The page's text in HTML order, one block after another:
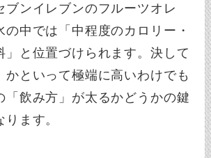
ブンイレブンのフルーツオレ
の中では「中程度のカロリー・
」と位置づけられます。決して
かといって極端に高いわけでも
「飲み方」が太るかどうかの鍵
ます。